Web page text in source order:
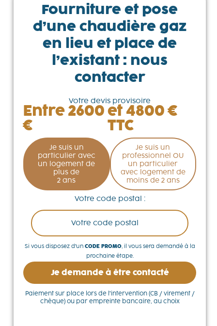
Fourniture et pose
d’une chaudière gaz
en lieu et place de
l’existant : nous
contacter
Votre devis provisoire
Entre 2600
€
et 4800 €
TTC
Je suis un
particulier avec
un logement de
plus de
2 ans
Je suis un
professionnel OU
un particulier
avec logement de
moins de 2 ans
Votre code postal :
Si vous disposez d’un CODE PROMO, il vous sera demandé à la
prochaine étape.
Je demande à être contacté
Paiement sur place lors de l’intervention (CB / virement /
chèque) ou par empreinte bancaire, au choix